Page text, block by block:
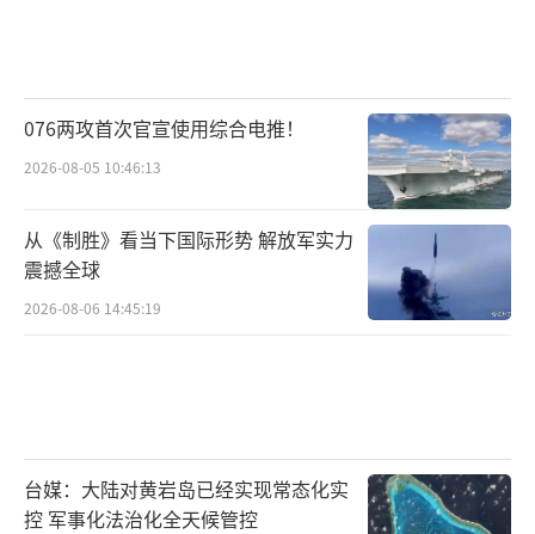
076两攻首次官宣使用综合电推！
2026-08-05 10:46:13
从《制胜》看当下国际形势 解放军实力
震撼全球
2026-08-06 14:45:19
台媒：大陆对黄岩岛已经实现常态化实
控 军事化法治化全天候管控